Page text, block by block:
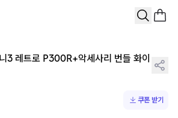
3 레트로 P300R+악세사리 번들 화이
쿠폰 받기